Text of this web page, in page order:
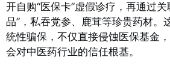
开自购“医保卡”虚假诊疗，再通过
品”，私吞党参、鹿茸等珍贵药材。
统性骗保，不仅直接侵蚀医保基金
会对中医药行业的信任根基。